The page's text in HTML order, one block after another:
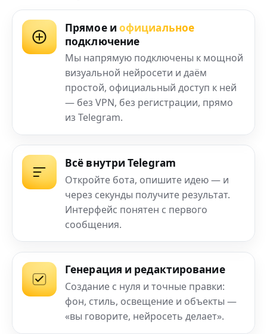
Прямое и официальное
подключение
Мы напрямую подключены к мощной
визуальной нейросети и даём
простой, официальный доступ к ней
— без VPN, без регистрации, прямо
из Telegram.
Всё внутри Telegram
Откройте бота, опишите идею — и
через секунды получите результат.
Интерфейс понятен с первого
сообщения.
Генерация и редактирование
Создание с нуля и точные правки:
фон, стиль, освещение и объекты —
«вы говорите, нейросеть делает».